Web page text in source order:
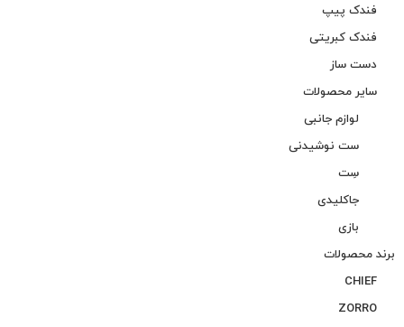
فندک پیپ
فندک کبریتی
دست ساز
سایر محصولات
لوازم جانبی
ست نوشیدنی
سِت
جاکلیدی
بازی
برند محصولات
CHIEF
ZORRO